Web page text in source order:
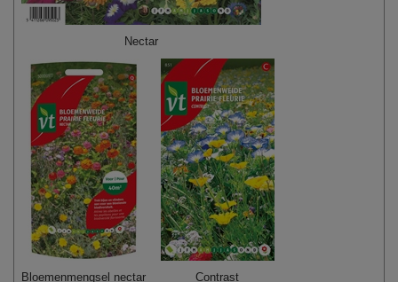
Nectar
Bloemenmengsel nectar Contrast